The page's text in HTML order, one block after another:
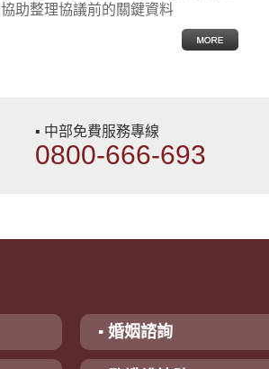
協助整理協議前的關鍵資料
▪ 中部免費服務專線
0800-666-693
▪ 婚姻諮詢